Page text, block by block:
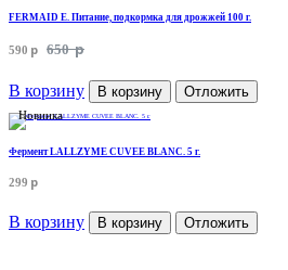
FERMAID E. Питание, подкормка для дрожжей 100 г.
590 p 650 p
В корзину В корзину Отложить
Новинка
Фермент LALLZYME CUVEE BLANC. 5 г.
299 p
В корзину В корзину Отложить